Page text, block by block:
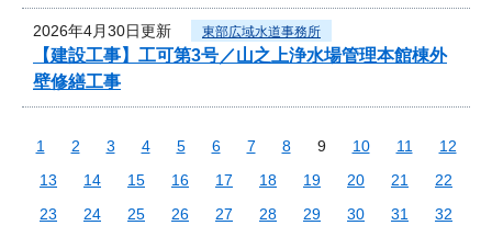
2026年4月30日更新 東部広域水道事務所
【建設工事】工可第3号／山之上浄水場管理本館棟外
壁修繕工事
1 2 3 4 5 6 7 8 9 10 11
12
13
14 15 16 17 18 19 20 21
22
23
24 25 26 27 28 29 30 31
32